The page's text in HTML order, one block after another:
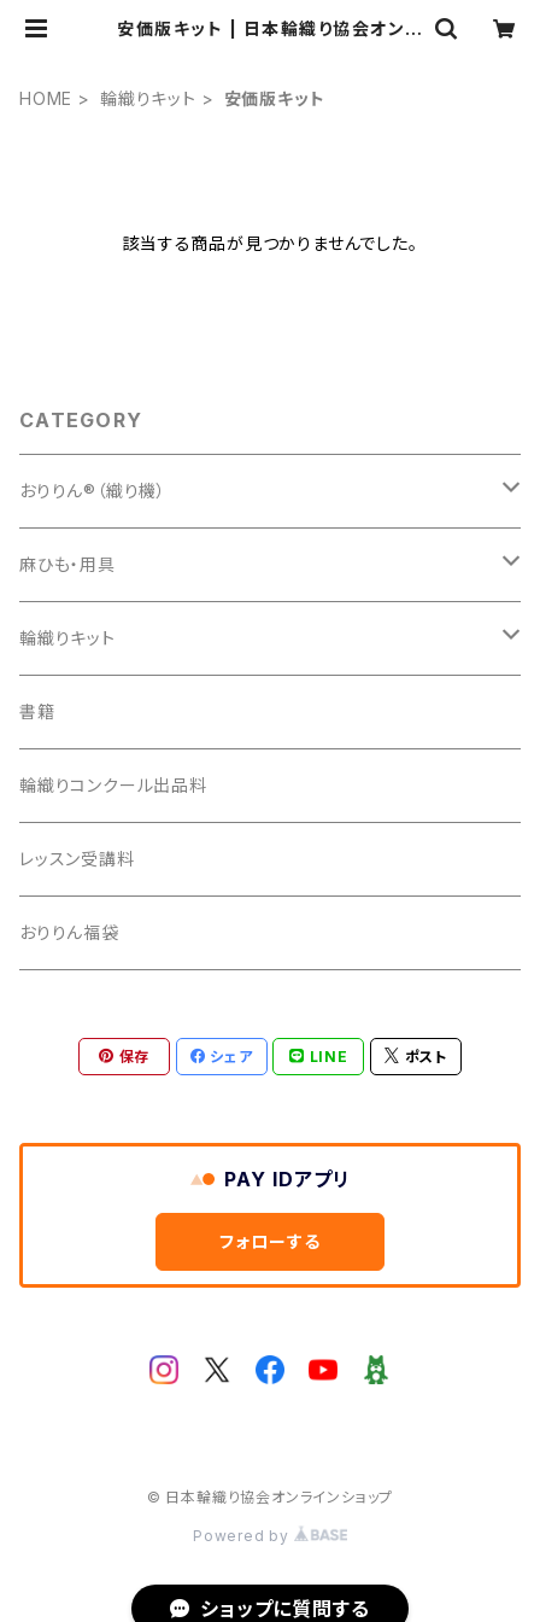
安価版キット | 日本輪織り協会オンラ
HOME 輪織りキット 安価版キット
該当する商品が見つかりませんでした。
CATEGORY
おりりん®（織り機）
樹脂おりりん®
ダンボール版ecoおりりん
麻ひも・用具
カラー麻ひも
用具
生成り麻ひも
輪織りキット
習熟コースキット
安価版キット
100均活用キット
書籍
輪織りコンクール出品料
レッスン受講料
おりりん福袋
保存 シェア LINE ポスト
PAY IDアプリ
フォローする
© 日本輪織り協会オンラインショップ
Powered by
ショップに質問する